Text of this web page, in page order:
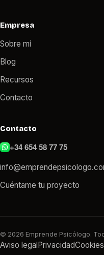
Empresa
Sobre mí
Blog
Recursos
Contacto
Contacto
+34 654 58 77 75
Cuéntame tu proyecto
© 2026 Emprende Psicólogo.
Aviso legalPrivacidadCookies